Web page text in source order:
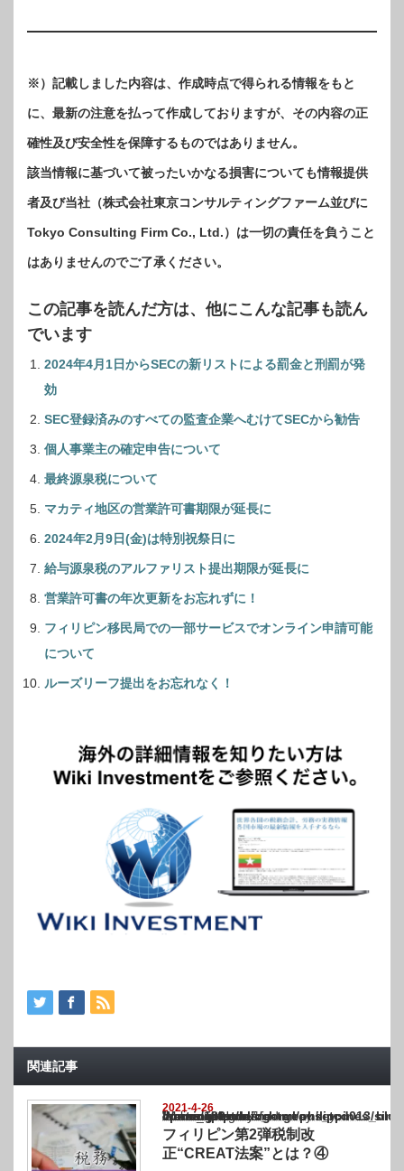
※）記載しました内容は、作成時点で得られる情報をもと
に、最新の注意を払って作成しておりますが、その内容の正
確性及び安全性を保障するものではありません。
該当情報に基づいて被ったいかなる損害についても情報提供
者及び当社（株式会社東京コンサルティングファーム並びに
Tokyo Consulting Firm Co., Ltd.）は一切の責任を負うこと
はありませんのでご了承ください。
この記事を読んだ方は、他にこんな記事も読ん
でいます
2024年4月1日からSECの新リストによる罰金と刑罰が発
効
SEC登録済みのすべての監査企業へむけてSECから勧告
個人事業主の確定申告について
最終源泉税について
マカティ地区の営業許可書期限が延長に
2024年2月9日(金)は特別祝祭日に
給与源泉税のアルファリスト提出期限が延長に
営業許可書の年次更新をお忘れずに！
フィリピン移民局での一部サービスでオンライン申請可能
について
ルーズリーフ提出をお忘れなく！
関連記事
2021-4-26
Warning
: Undefined array key "show_category" in
/home/netst/kuno-cpa.co.jp/public_html/philippines_blog/wp-content/themes/
on line183
フィリピン第2弾税制改
正“CREAT法案”とは？④